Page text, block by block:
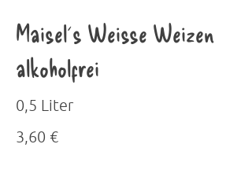
Maisel´s Weisse Weizen
alkoholfrei
0,5 Liter
3,60 €